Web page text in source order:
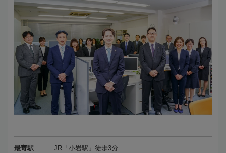
最寄駅 JR「小岩駅」徒歩3分